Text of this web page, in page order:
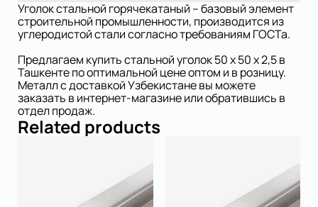
Уголок стальной горячекатаный – базовый элемент
строительной промышленности, производится из
углеродистой стали согласно требованиям ГОСТа.
Предлагаем купить стальной уголок 50 х 50 x 2,5 в
Ташкенте по оптимальной цене оптом и в розницу.
Металл с доставкой Узбекистане вы можете
заказать в интернет-магазине или обратившись в
отдел продаж.
Related products